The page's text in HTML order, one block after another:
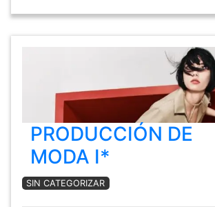
PRODUCCIÓN DE
MODA I*
SIN CATEGORIZAR